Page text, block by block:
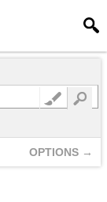
OPTIONS →